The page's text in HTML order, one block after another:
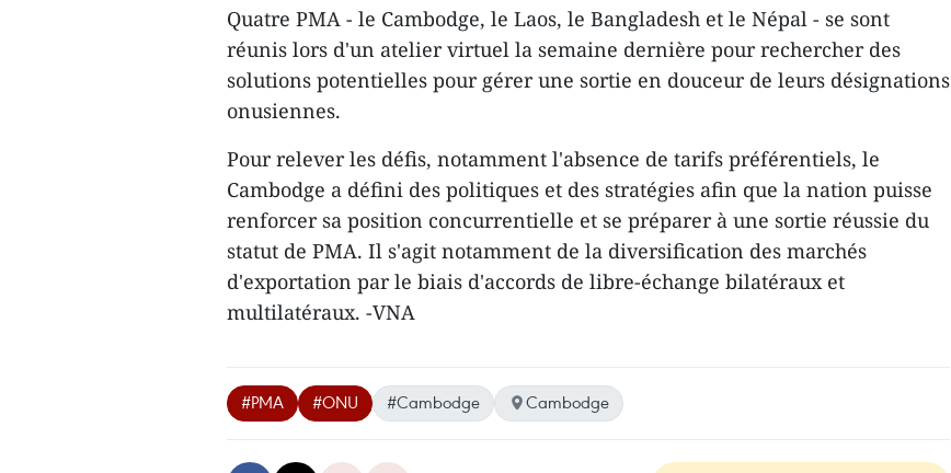
Quatre PMA - le Cambodge, le Laos, le Bangladesh et le Népal - se sont
réunis lors d'un atelier virtuel la semaine dernière pour rechercher des
solutions potentielles pour gérer une sortie en douceur de leurs désignations
onusiennes.
Pour relever les défis, notamment l'absence de tarifs préférentiels, le
Cambodge a défini des politiques et des stratégies afin que la nation puisse
renforcer sa position concurrentielle et se préparer à une sortie réussie du
statut de PMA. Il s'agit notamment de la diversification des marchés
d'exportation par le biais d'accords de libre-échange bilatéraux et
multilatéraux. -VNA
#PMA #ONU #Cambodge Cambodge